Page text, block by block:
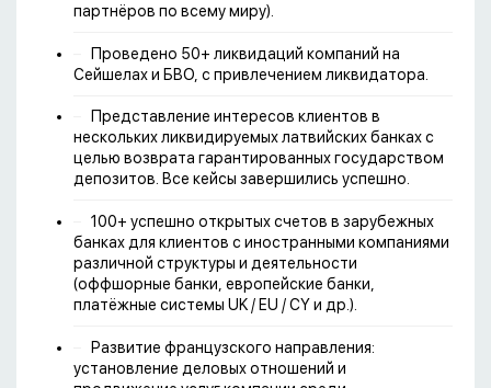
партнёров по всему миру).
Проведено 50+ ликвидаций компаний на
Сейшелах и БВО, с привлечением ликвидатора.
Представление интересов клиентов в
нескольких ликвидируемых латвийских банках с
целью возврата гарантированных государством
депозитов. Все кейсы завершились успешно.
100+ успешно открытых счетов в зарубежных
банках для клиентов с иностранными компаниями
различной структуры и деятельности
(оффшорные банки, европейские банки,
платёжные системы UK / EU / CY и др.).
Развитие французского направления:
установление деловых отношений и